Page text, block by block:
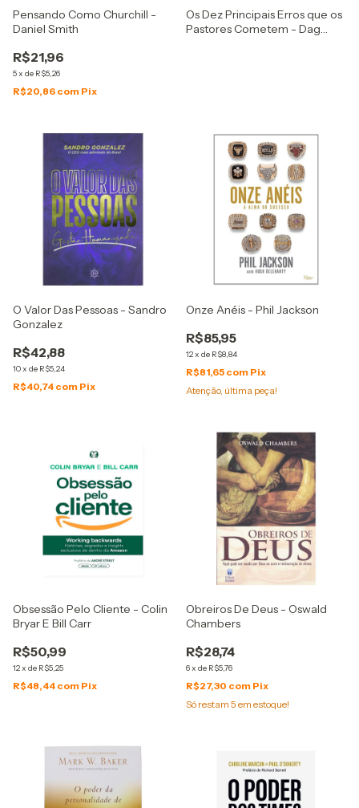
Pensando Como Churchill -
Daniel Smith
R$21,96
5x de R$5,26
R$20,86 com Pix
Os Dez Principais Erros que os
Pastores Cometem - Dag
O Valor Das Pessoas - Sandro
Gonzalez
R$42,88
10x de R$5,24
R$40,74 com Pix
Onze Anéis - Phil Jackson
R$85,95
12x de R$8,84
R$81,65 com Pix
Atenção, última peça!
Obsessão Pelo Cliente - Colin
Bryar E Bill Carr
R$50,99
12x de R$5,25
R$48,44 com Pix
Obreiros De Deus - Oswald
Chambers
R$28,74
6x de R$5,76
R$27,30 com Pix
Só restam 5 em estoque!